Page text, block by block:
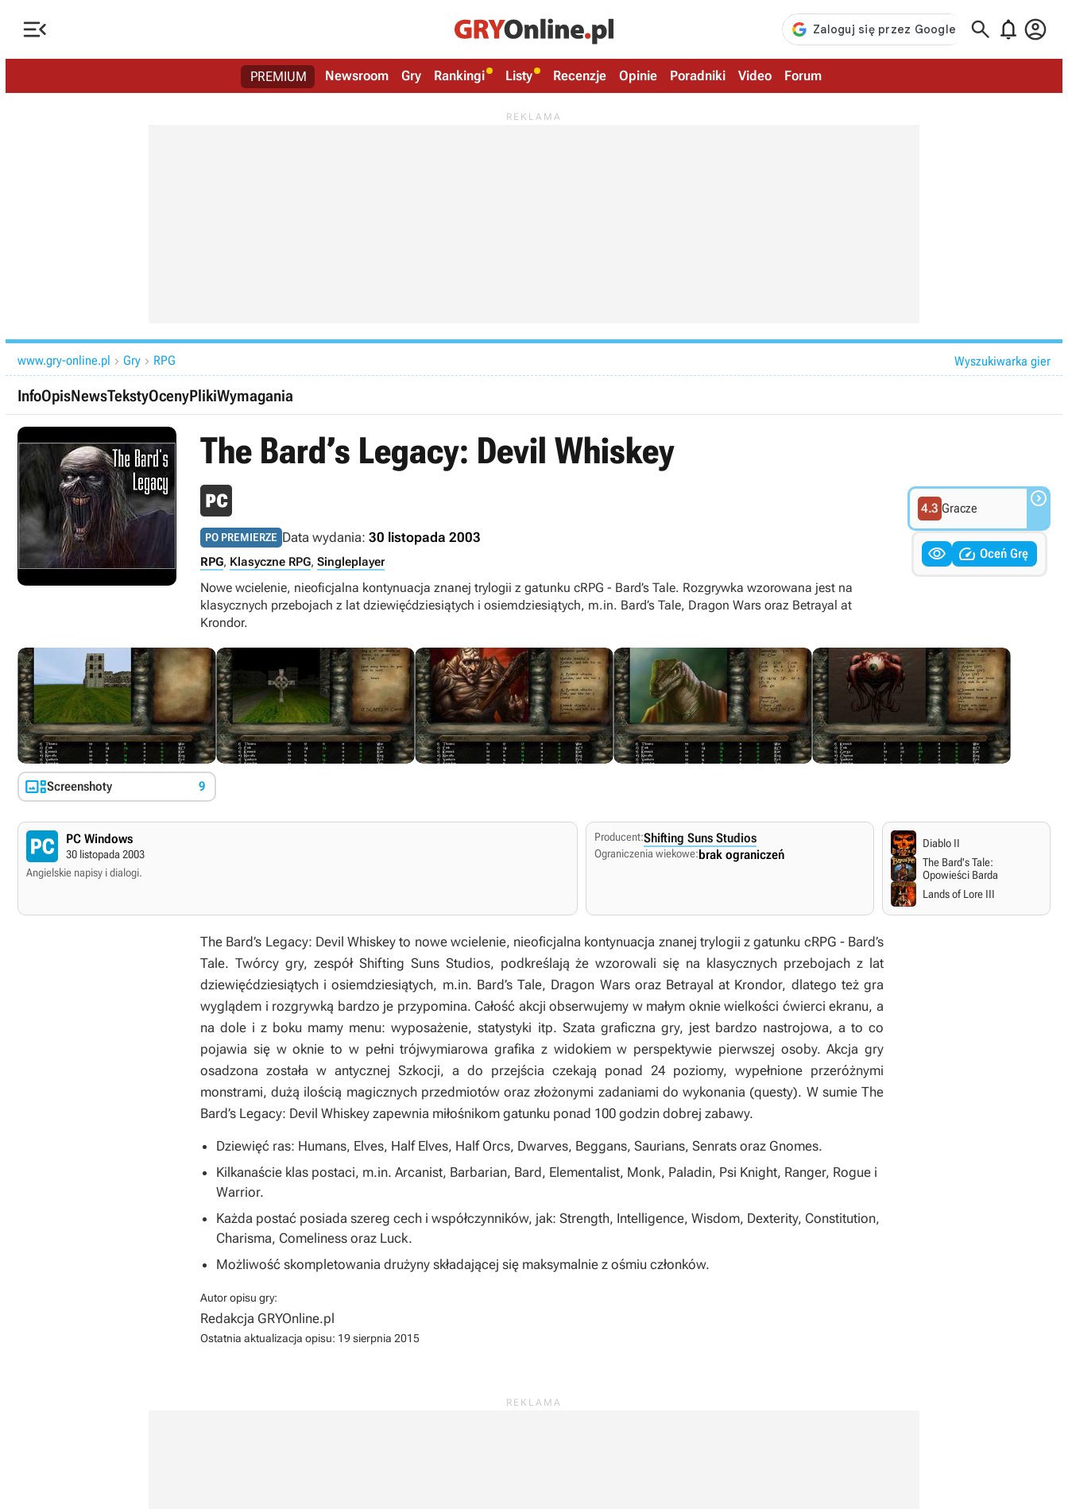
   
PREMIUM Newsroom Gry Rankingi Listy Recenzje Opinie Poradniki Video Forum
www.gry-online.pl  Gry  RPG Wyszukiwarka gier
InfoOpisNewsTekstyOcenyPlikiWymagania
The Bard’s Legacy: Devil Whiskey
PO PREMIERZE Data wydania: 30 listopada 2003
RPG, Klasyczne RPG, Singleplayer
Nowe wcielenie, nieoficjalna kontynuacja znanej trylogii z gatunku cRPG - Bard’s Tale. Rozgrywka wzorowana jest na
klasycznych przebojach z lat dziewięćdziesiątych i osiemdziesiątych, m.in. Bard’s Tale, Dragon Wars oraz Betrayal at
Krondor.
4.3 Gracze 
  Oceń Grę
Screenshoty 9
PC Windows
30 listopada 2003
Angielskie napisy i dialogi.
Producent:Shifting Suns Studios
Ograniczenia wiekowe:brak ograniczeń
Diablo II
The Bard's Tale:
Opowieści Barda
Lands of Lore III
The Bard’s Legacy: Devil Whiskey to nowe wcielenie, nieoficjalna kontynuacja znanej trylogii z gatunku cRPG - Bard’s
Tale. Twórcy gry, zespół Shifting Suns Studios, podkreślają że wzorowali się na klasycznych przebojach z lat
dziewięćdziesiątych i osiemdziesiątych, m.in. Bard’s Tale, Dragon Wars oraz Betrayal at Krondor, dlatego też gra
wyglądem i rozgrywką bardzo je przypomina. Całość akcji obserwujemy w małym oknie wielkości ćwierci ekranu, a
na dole i z boku mamy menu: wyposażenie, statystyki itp. Szata graficzna gry, jest bardzo nastrojowa, a to co
pojawia się w oknie to w pełni trójwymiarowa grafika z widokiem w perspektywie pierwszej osoby. Akcja gry
osadzona została w antycznej Szkocji, a do przejścia czekają ponad 24 poziomy, wypełnione przeróżnymi
monstrami, dużą ilością magicznych przedmiotów oraz złożonymi zadaniami do wykonania (questy). W sumie The
Bard’s Legacy: Devil Whiskey zapewnia miłośnikom gatunku ponad 100 godzin dobrej zabawy.
Dziewięć ras: Humans, Elves, Half Elves, Half Orcs, Dwarves, Beggans, Saurians, Senrats oraz Gnomes.
Kilkanaście klas postaci, m.in. Arcanist, Barbarian, Bard, Elementalist, Monk, Paladin, Psi Knight, Ranger, Rogue i
Warrior.
Każda postać posiada szereg cech i współczynników, jak: Strength, Intelligence, Wisdom, Dexterity, Constitution,
Charisma, Comeliness oraz Luck.
Możliwość skompletowania drużyny składającej się maksymalnie z ośmiu członków.
Autor opisu gry:
Redakcja GRYOnline.pl
Ostatnia aktualizacja opisu: 19 sierpnia 2015